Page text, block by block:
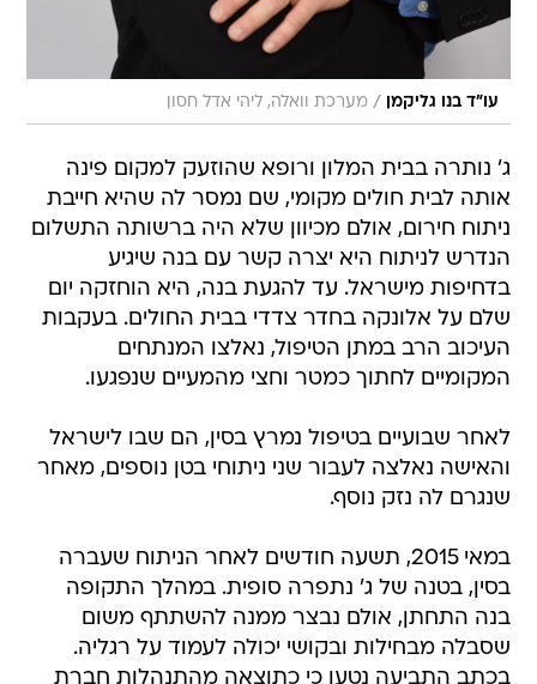
עו"ד בנו גליקמן / מערכת וואלה, ליהי אדל חסון
ג' נותרה בבית המלון ורופא שהוזעק למקום פינה
אותה לבית חולים מקומי, שם נמסר לה שהיא חייבת
ניתוח חירום, אולם מכיוון שלא היה ברשותה התשלום
הנדרש לניתוח היא יצרה קשר עם בנה שיגיע
בדחיפות מישראל. עד להגעת בנה, היא הוחזקה יום
שלם על אלונקה בחדר צדדי בבית החולים. בעקבות
העיכוב הרב במתן הטיפול, נאלצו המנתחים
המקומיים לחתוך כמטר וחצי מהמעיים שנפגעו.
לאחר שבועיים בטיפול נמרץ בסין, הם שבו לישראל
והאישה נאלצה לעבור שני ניתוחי בטן נוספים, מאחר
שנגרם לה נזק נוסף.
במאי 2015, תשעה חודשים לאחר הניתוח שעברה
בסין, בטנה של ג' נתפרה סופית. במהלך התקופה
בנה התחתן, אולם נבצר ממנה להשתתף משום
שסבלה מבחילות ובקושי יכולה לעמוד על רגליה.
בכתב התביעה נטען כי כתוצאה מהתנהלות חברת